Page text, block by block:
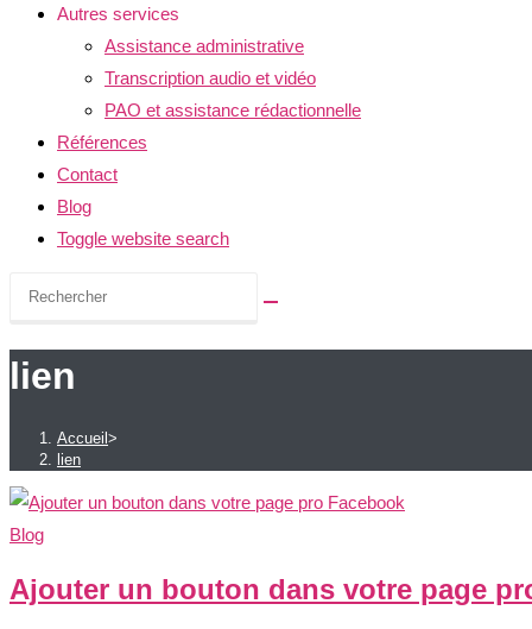
Autres services
Assistance administrative
Transcription audio et vidéo
PAO et assistance rédactionnelle
Références
Contact
Blog
Toggle website search
lien
Accueil >
lien
Blog
Ajouter un bouton dans votre page